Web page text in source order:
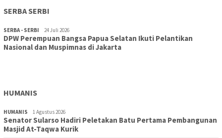
SERBA SERBI
SERBA - SERBI 24 Juli 2026
DPW Perempuan Bangsa Papua Selatan Ikuti Pelantikan
Nasional dan Muspimnas di Jakarta
TOPIK 30 Juli 2026
Wujudkan Sekolah Adiwiyata:SD Inpres Polder Merauke
HUMANIS
HUMANIS 1 Agustus 2026
Senator Sularso Hadiri Peletakan Batu Pertama Pembangunan
Masjid At-Taqwa Kurik